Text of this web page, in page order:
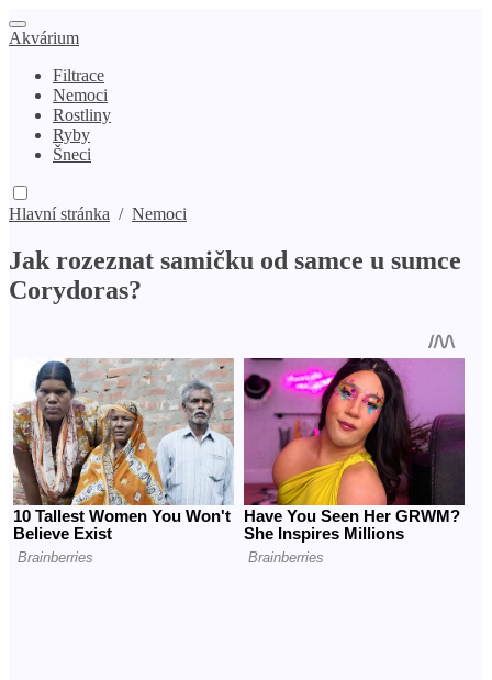
Akvárium
Filtrace
Nemoci
Rostliny
Ryby
Šneci
Hlavní stránka / Nemoci
Jak rozeznat samičku od samce u sumce
Corydoras?